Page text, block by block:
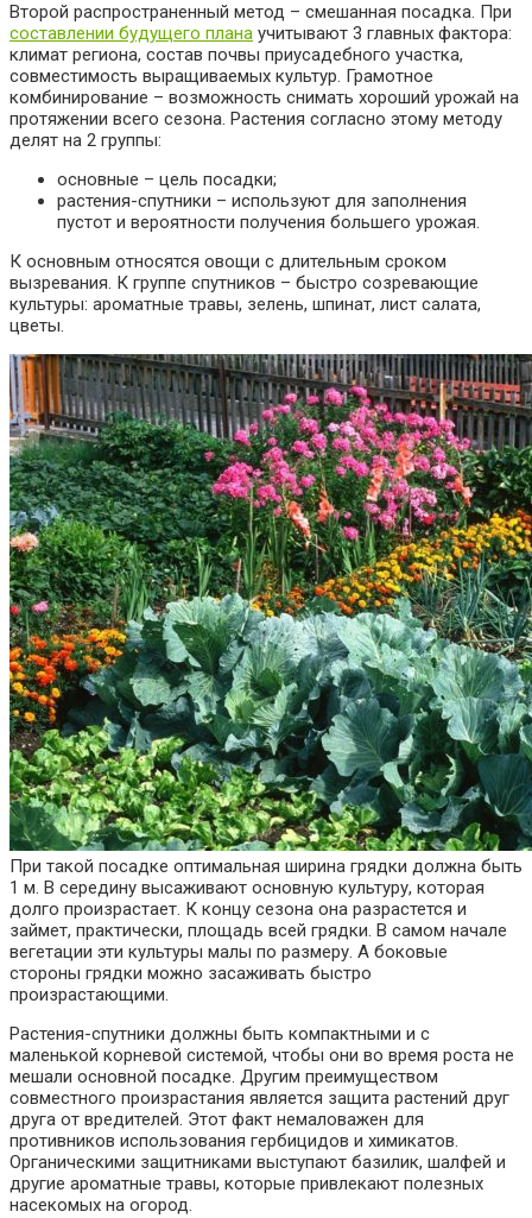
Второй распространенный метод – смешанная посадка. При
составлении будущего плана учитывают 3 главных фактора:
климат региона, состав почвы приусадебного участка,
совместимость выращиваемых культур. Грамотное
комбинирование – возможность снимать хороший урожай на
протяжении всего сезона. Растения согласно этому методу
делят на 2 группы:
основные – цель посадки;
растения-спутники – используют для заполнения
пустот и вероятности получения большего урожая.
К основным относятся овощи с длительным сроком
вызревания. К группе спутников – быстро созревающие
культуры: ароматные травы, зелень, шпинат, лист салата,
цветы.
При такой посадке оптимальная ширина грядки должна быть
1 м. В середину высаживают основную культуру, которая
долго произрастает. К концу сезона она разрастется и
займет, практически, площадь всей грядки. В самом начале
вегетации эти культуры малы по размеру. А боковые
стороны грядки можно засаживать быстро
произрастающими.
Растения-спутники должны быть компактными и с
маленькой корневой системой, чтобы они во время роста не
мешали основной посадке. Другим преимуществом
совместного произрастания является защита растений друг
друга от вредителей. Этот факт немаловажен для
противников использования гербицидов и химикатов.
Органическими защитниками выступают базилик, шалфей и
другие ароматные травы, которые привлекают полезных
насекомых на огород.